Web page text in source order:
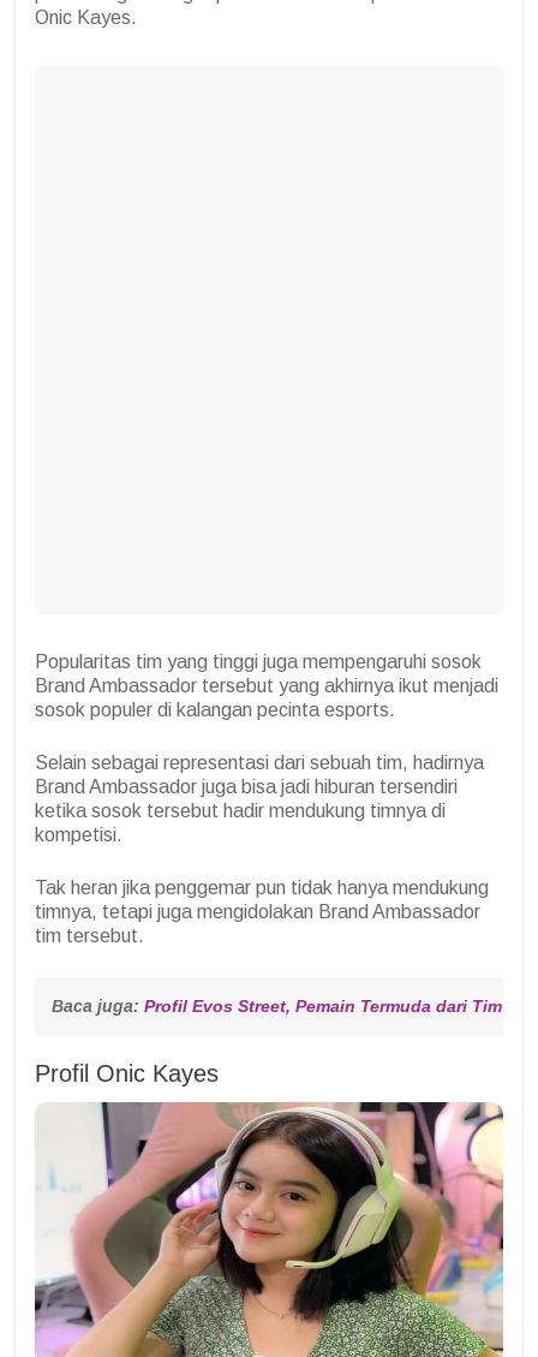
Onic Kayes.
Popularitas tim yang tinggi juga mempengaruhi sosok
Brand Ambassador tersebut yang akhirnya ikut menjadi
sosok populer di kalangan pecinta esports.
Selain sebagai representasi dari sebuah tim, hadirnya
Brand Ambassador juga bisa jadi hiburan tersendiri
ketika sosok tersebut hadir mendukung timnya di
kompetisi.
Tak heran jika penggemar pun tidak hanya mendukung
timnya, tetapi juga mengidolakan Brand Ambassador
tim tersebut.
Baca juga: Profil Evos Street, Pemain Termuda dari Tim
Profil Onic Kayes